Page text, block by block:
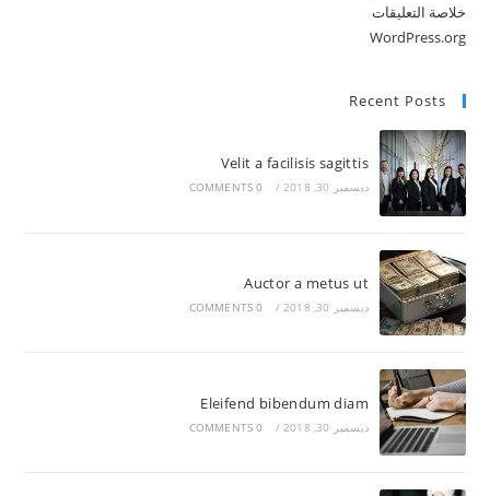
خلاصة التعليقات
WordPress.org
Recent Posts
Velit a facilisis sagittis
ديسمبر 30, 2018 /
0 COMMENTS
Auctor a metus ut
ديسمبر 30, 2018 /
0 COMMENTS
Eleifend bibendum diam
ديسمبر 30, 2018 /
0 COMMENTS